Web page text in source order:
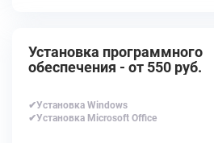
Установка программного
обеспечения - от 550 руб.
✔Установка Windows
✔Установка Microsoft Office